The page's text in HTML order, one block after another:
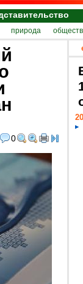
природа
0